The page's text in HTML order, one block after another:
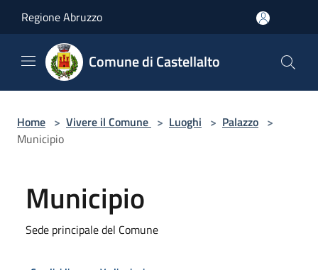
Regione Abruzzo
Comune di Castellalto
Home > Vivere il Comune > Luoghi > Palazzo >
Municipio
Municipio
Sede principale del Comune